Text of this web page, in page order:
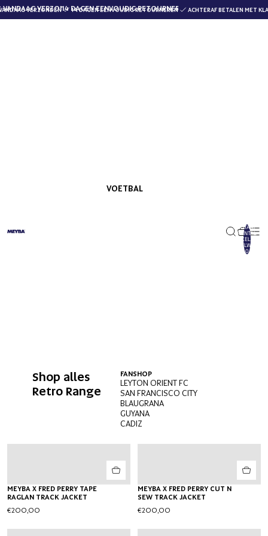
VERZONDEN
VERZONDEN14 DAGEN EENVOUDIG RETOURNEREN
14 DAGEN EENVOUDIG RETOURNERENACHTERAF BETALEN MET
VOETBAL
Shop alles
Retro Range
FANSHOP
LEYTON ORIENT FC
SAN FRANCISCO CITY
BLAUGRANA
GUYANA
CADIZ
TOTAAL
AANTAL
ARTIKELEN IN
WINKELWAGEN:
0
MEYBA X FRED PERRY TAPE
RAGLAN TRACK JACKET
€200,00
MEYBA X FRED PERRY CUT N
SEW TRACK JACKET
€200,00